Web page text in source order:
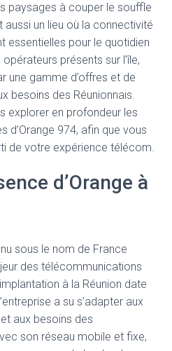
paysages à couper le souffle
un lieu où la connectivité
essentielles pour le quotidien
présents sur l’île,
une gamme d’offres et de
besoins des Réunionnais.
explorer en profondeur les
d’Orange 974, afin que vous
de votre expérience télécom.
d’Orange à
sous le nom de France
des télécommunications
à la Réunion date
a su s’adapter aux
aux besoins des
son réseau mobile et fixe,